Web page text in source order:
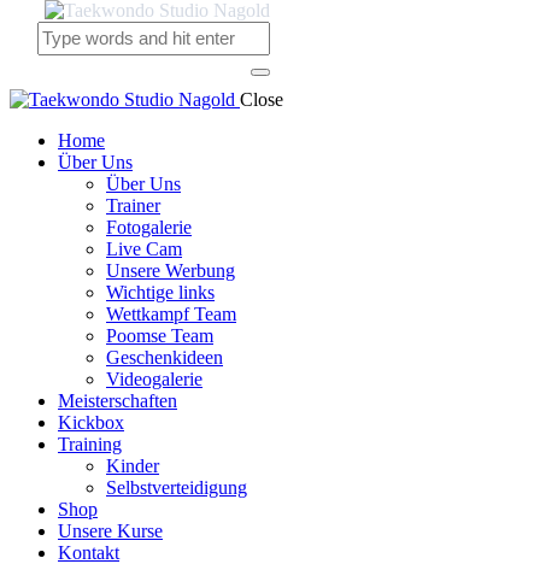
Close
Home
Über Uns
Über Uns
Trainer
Fotogalerie
Live Cam
Unsere Werbung
Wichtige links
Wettkampf Team
Poomse Team
Geschenkideen
Videogalerie
Meisterschaften
Kickbox
Training
Kinder
Selbstverteidigung
Shop
Unsere Kurse
Kontakt